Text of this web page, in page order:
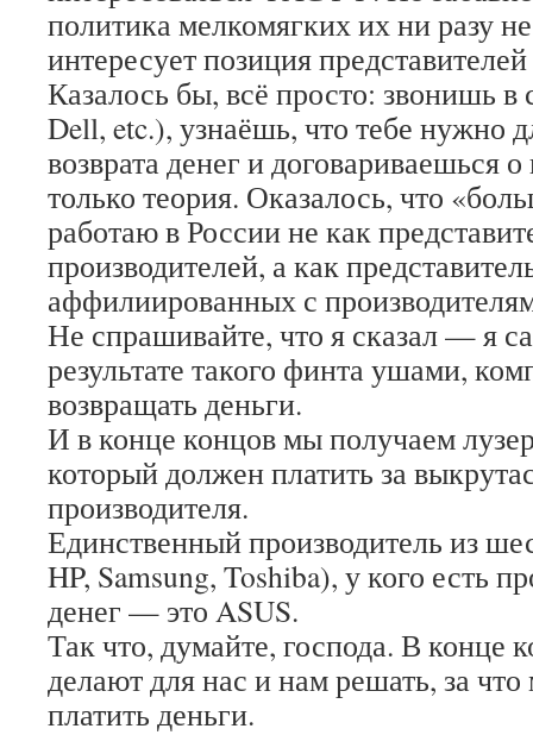
политика мелкомягких их ни разу
интересует позиция
Казалось бы, всё просто: звонишь в
Dell, etc.), узнаёшь, что тебе нужно
возврата денег и договариваешься
только теория. Оказалось, что
работаю в России не как
производителей, а как
аффилиированных с
Не спрашивайте, что я сказал — я
результате такого финта ушами,
возвращать деньги.
И в конце концов мы получаем
который должен платить за
производителя.
Единственный производитель из
HP, Samsung, Toshiba), у кого есть
денег — это ASUS.
Так что, думайте, господа. В конце
делают для нас и нам решать, за
платить деньги.